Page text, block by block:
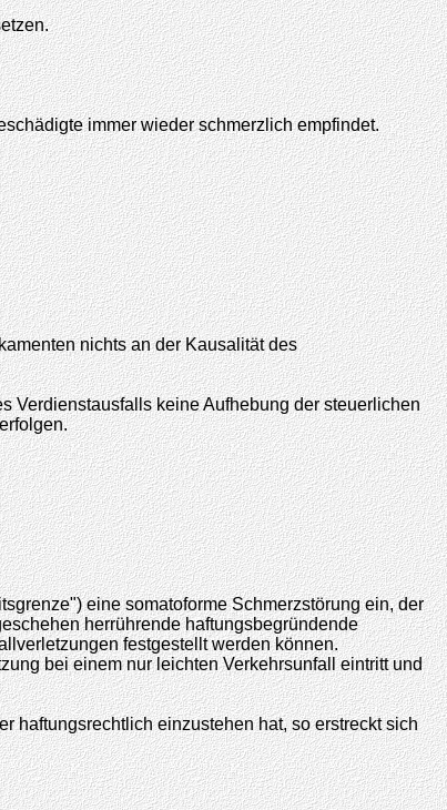
immer wieder schmerzlich empfindet.
nichts an der Kausalität des
Verdienstausfalls keine Aufhebung der steuerlichen
eine somatoforme Schmerzstörung ein, der
herrührende haftungsbegründende
festgestellt werden können.
bei einem nur leichten Verkehrsunfall eintritt und
haftungsrechtlich einzustehen hat, so erstreckt sich